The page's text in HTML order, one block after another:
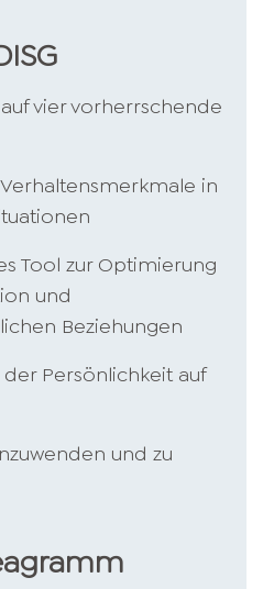
vier vorherrschende
in
Tool zur Optimierung
und
Beziehungen
Persönlichkeit auf
und zu